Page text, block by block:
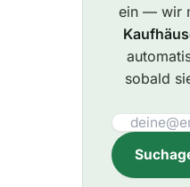
ein — wir
sobald